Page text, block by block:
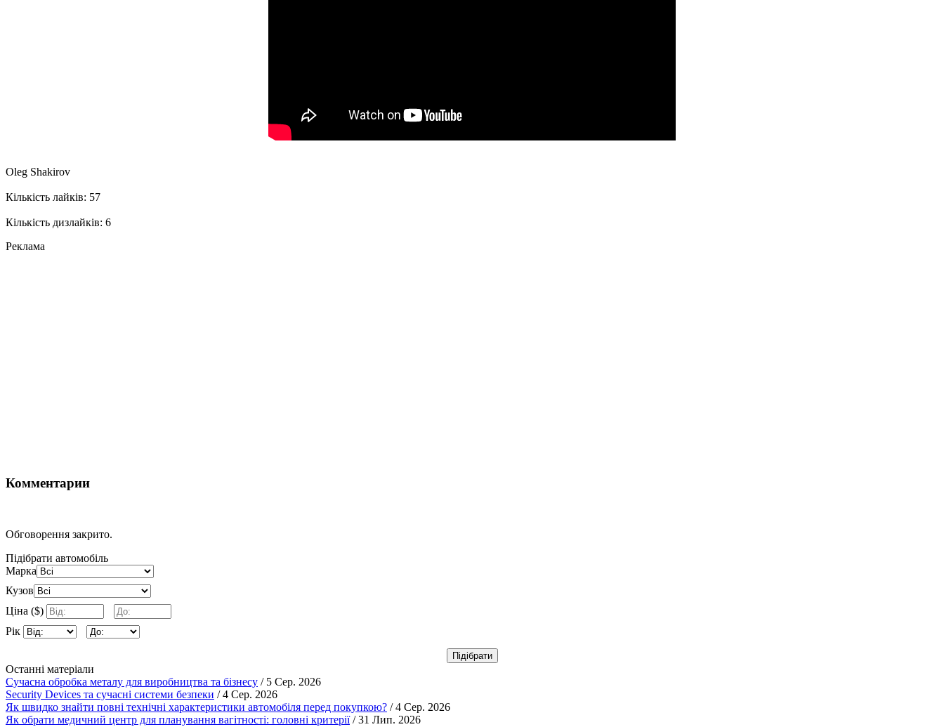
Oleg Shakirov
Кількість лайків: 57
Кількість дизлайків: 6
Реклама
Комментарии
Обговорення закрито.
Підібрати автомобіль
Марка
Кузов
Ціна ($)
Рік
Останні матеріали
Сучасна обробка металу для виробництва та бізнесу / 5 Сер. 2026
Security Devices та сучасні системи безпеки / 4 Сер. 2026
Як швидко знайти повні технічні характеристики автомобіля перед покупкою? / 4 Сер. 2026
Як обрати медичний центр для планування вагітності: головні критерії/ 31 Лип. 2026